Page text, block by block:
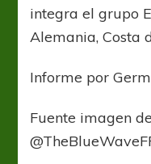
integra el grupo
Alemania, Costa
Informe por
Fuente imagen